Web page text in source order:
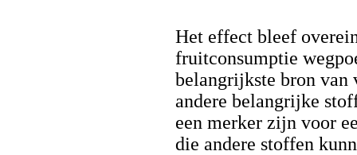
Het effect bleef
fruitconsumptie
belangrijkste bron van
andere belangrijke
een merker zijn voor
die andere stoffen